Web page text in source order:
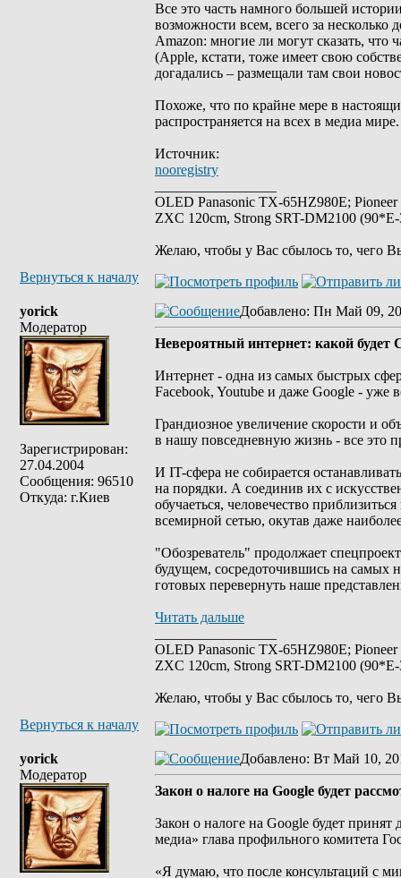
Все это часть намного большей
возможности всем, всего за несколько
Amazon: многие ли могут сказать, что
(Apple, кстати, тоже имеет свою
догадались – размещали там свои
Похоже, что по крайне мере в
распространяется на всех в медиа мире.
Источник:
nooregistry
OLED Panasonic TX-65HZ980E;
ZXC 120cm, Strong SRT-DM2100
Желаю, чтобы у Вас сбылось то, чего
Вернуться к началу
yorick
Модератор
Зарегистрирован:
27.04.2004
Сообщения: 96510
Откуда: г.Киев
Добавлено: Пн Май 09,
Невероятный интернет: какой будет
Интернет - одна из самых быстрых
Facebook, Youtube и даже Google - уже
Грандиозное увеличение скорости и
в нашу повседневную жизнь - все это
И IT-сфера не собирается
на порядки. А соединив их с
обучаеться, человечество
всемирной сетью, окутав даже
"Обозреватель" продолжает
будущем, сосредоточившись на самых
готовых перевернуть наше
Читать дальше
OLED Panasonic TX-65HZ980E;
ZXC 120cm, Strong SRT-DM2100
Желаю, чтобы у Вас сбылось то, чего
Вернуться к началу
yorick
Модератор
Добавлено: Вт Май 10,
Закон о налоге на Google будет
Закон о налоге на Google будет
медиа» глава профильного комитета
«Я думаю, что после консультаций с